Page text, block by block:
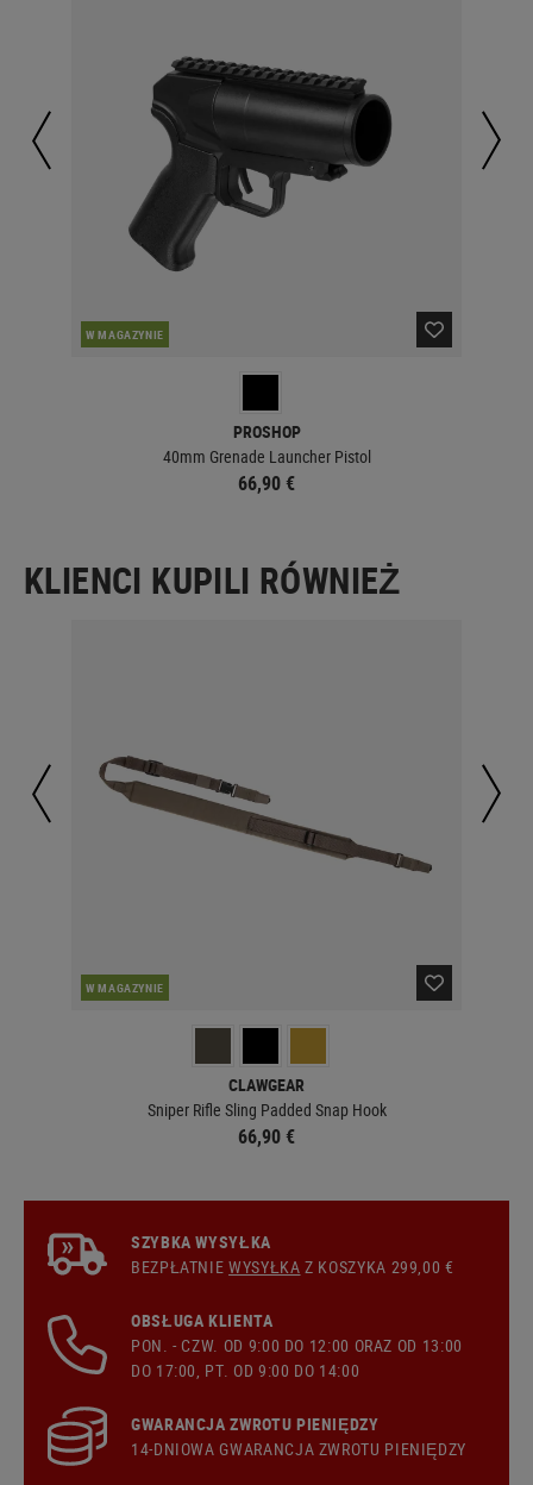
W MAGAZYNIE
PROSHOP
40mm Grenade Launcher Pistol
66,90 €
KLIENCI KUPILI RÓWNIEŻ
W MAGAZYNIE
CLAWGEAR
Sniper Rifle Sling Padded Snap Hook
66,90 €
SZYBKA WYSYŁKA
BEZPŁATNIEWYSYŁKA Z KOSZYKA 299,00 €
OBSŁUGA KLIENTA
PON. - CZW. OD 9:00 DO 12:00 ORAZ OD 13:00
DO 17:00, PT. OD 9:00 DO 14:00
GWARANCJA ZWROTU PIENIĘDZY
14-DNIOWA GWARANCJA ZWROTU PIENIĘDZY